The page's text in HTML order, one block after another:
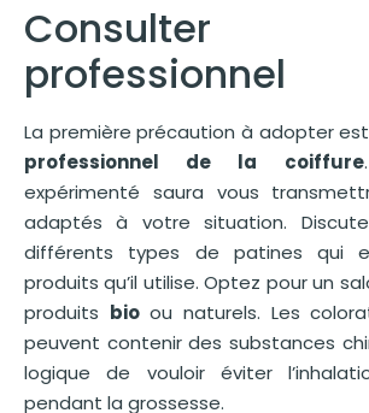
professionnel
La première précaution à adopter
professionnel de la coiffure
expérimenté saura vous
adaptés à votre situation.
différents types de patines qui
produits qu’il utilise. Optez pour un
produits bioou naturels. Les
peuvent contenir des substances
logique de vouloir éviter
pendant la grossesse.